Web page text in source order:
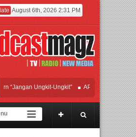
August 6th, 2026 2:31 PM
Ungkit-Ungkit” APMF 2026 Dorong
Semangat Lokal, BIRKENSTOCK INDONESIA